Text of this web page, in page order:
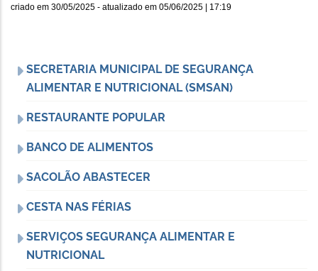
criado em 30/05/2025 - atualizado em 05/06/2025 | 17:19
SECRETARIA MUNICIPAL DE SEGURANÇA
ALIMENTAR E NUTRICIONAL (SMSAN)
RESTAURANTE POPULAR
BANCO DE ALIMENTOS
SACOLÃO ABASTECER
CESTA NAS FÉRIAS
SERVIÇOS SEGURANÇA ALIMENTAR E
NUTRICIONAL